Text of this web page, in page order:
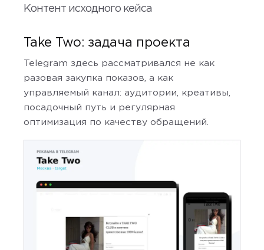
Контент исходного кейса
Take Two: задача проекта
Telegram здесь рассматривался не как
разовая закупка показов, а как
управляемый канал: аудитории, креативы,
посадочный путь и регулярная
оптимизация по качеству обращений.